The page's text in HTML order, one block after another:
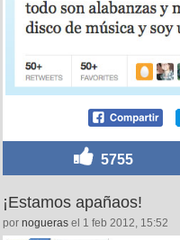
5755
¡Estamos apañaos!
por nogueras el 1 feb 2012, 15:52